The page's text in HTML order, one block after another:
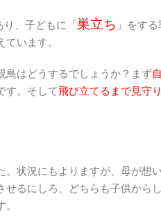
り、子どもに「巣立ち 」をする
います。
鳥はどうするでしょうか？まず
す。そして飛び立てるまで見守
。状況にもよりますが、母が想
せるにしろ、どちらも子供から